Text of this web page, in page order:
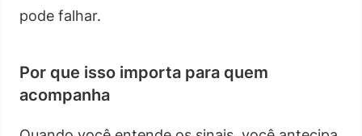
pode falhar.
Por que isso importa para quem
acompanha